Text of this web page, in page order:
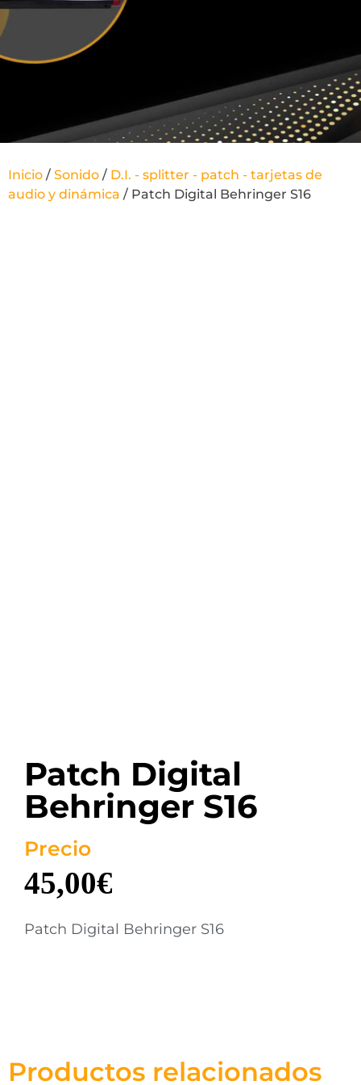
Inicio / Sonido / D.I. - splitter - patch - tarjetas de
audio y dinámica / Patch Digital Behringer S16
Patch Digital
Behringer S16
Precio
45,00€
Patch Digital Behringer S16
Productos relacionados